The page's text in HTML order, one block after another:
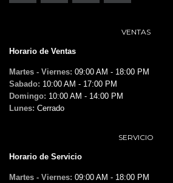
VENTAS
Horario de Ventas
Martes - Viernes: 09:00 AM - 18:00 PM
Sabado: 10:00 AM - 17:00 PM
Domingo: 10:00 AM - 14:00 PM
Lunes: Cerrado
SERVICIO
Horario de Servicio
Martes - Viernes: 09:00 AM - 18:00 PM